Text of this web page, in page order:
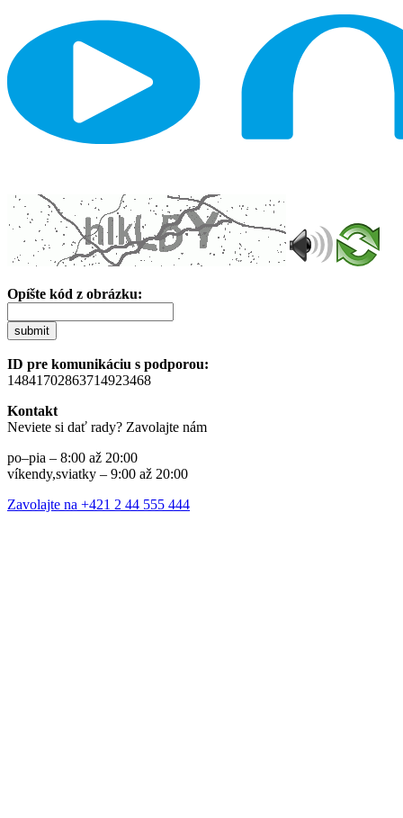
Opíšte kód z obrázku:
submit
ID pre komunikáciu s podporou:
14841702863714923468
Kontakt
Neviete si dať rady? Zavolajte nám
po–pia – 8:00 až 20:00
víkendy,sviatky – 9:00 až 20:00
Zavolajte na +421 2 44 555 444